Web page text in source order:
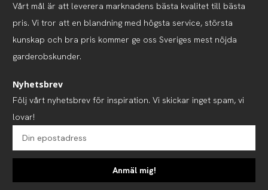
Vårt mål är att leverera marknadens bästa kvalitet till bästa
pris. Vi tror att en blandning med högsta service, största
kunskap och bra pris kommer ge oss Sveriges mest nöjda
garderobskunder.
Nyhetsbrev
Följ vårt nyhetsbrev för inspiration. Vi skickar inget spam, vi
lovar!
Anmäl mig!